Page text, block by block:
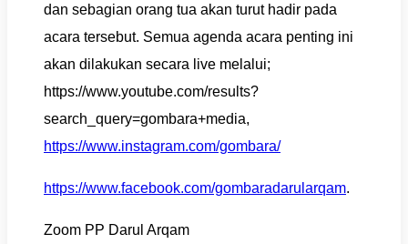
dan sebagian orang tua akan turut hadir pada
acara tersebut. Semua agenda acara penting ini
akan dilakukan secara live melalui;
https://www.youtube.com/results?
search_query=gombara+media,
https://www.instagram.com/gombara/
https://www.facebook.com/gombaradarularqam.
Zoom PP Darul Arqam